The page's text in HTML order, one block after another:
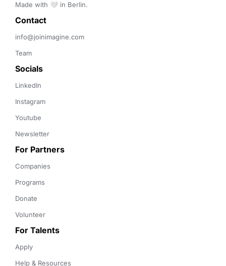
Made with 🤍 in Berlin.
Contact
info@joinimagine.com
Team
Socials
LinkedIn
Instagram
Youtube
Newsletter
For Partners
Companies
Programs
Donate
Volunteer
For Talents
Apply
Help & Resources